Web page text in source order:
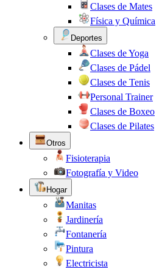
Clases de Mates
Física y Química
Deportes
Clases de Yoga
Clases de Pádel
Clases de Tenis
Personal Trainer
Clases de Boxeo
Clases de Pilates
Otros
Fisioterapia
Fotografía y Video
Hogar
Manitas
Jardinería
Fontanería
Pintura
Electricista